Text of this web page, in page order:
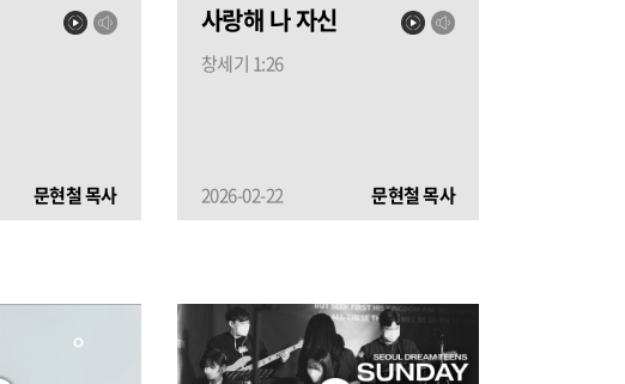
문현철 목사
사랑해 나 자신
창세기 1:26
2026-02-22 문현철 목사